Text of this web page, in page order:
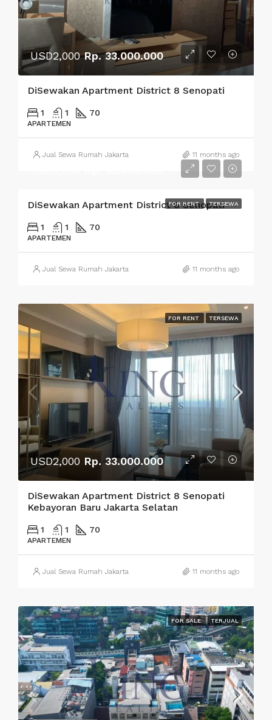
USD2,000Rp. 33.000.000
DiSewakan Apartment District 8 Senopati
1 1 70
APARTEMEN
Jual Sewa Rumah Jakarta 11 months ago
FOR RENT TERSEWA
DiSewakan Apartment District 8 Senopati
1 1 70
APARTEMEN
Jual Sewa Rumah Jakarta 11 months ago
FOR RENT TERSEWA
USD2,000 Rp. 33.000.000
DiSewakan Apartment District 8 Senopati
Kebayoran Baru Jakarta Selatan
1 1 70
APARTEMEN
Jual Sewa Rumah Jakarta 11 months ago
FOR SALE TERJUAL